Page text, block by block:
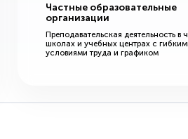
Частные образовательные
организации
Преподавательская деятельность в
школах и учебных центрах с
условиями труда и графиком